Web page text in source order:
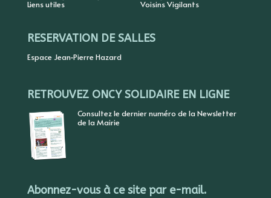
Liens utiles
Voisins Vigilants
RESERVATION DE SALLES
Espace Jean-Pierre Hazard
RETROUVEZ ONCY SOLIDAIRE EN LIGNE
Consultez le dernier numéro de la Newsletter
de la Mairie
Abonnez-vous à ce site par e-mail.